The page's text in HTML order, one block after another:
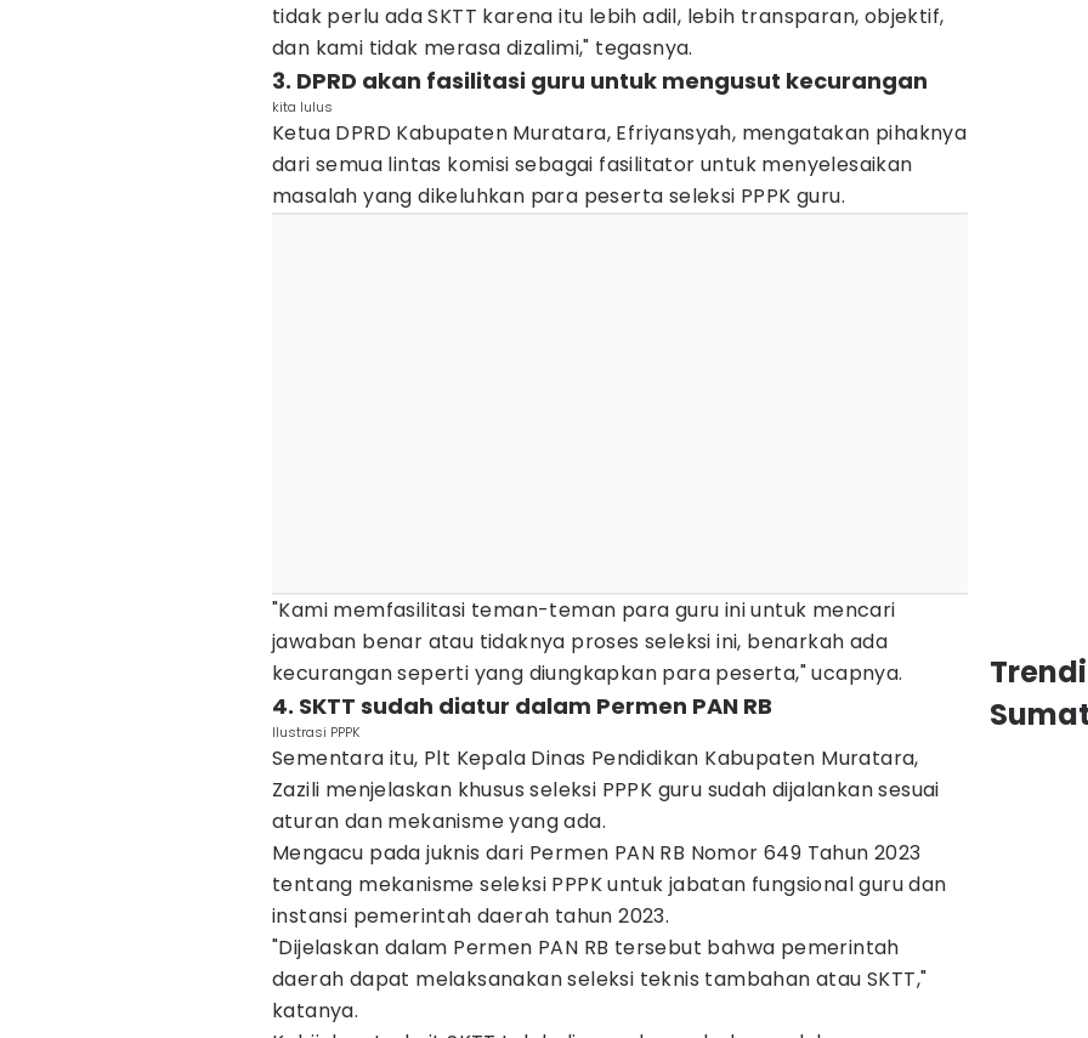
tidak perlu ada SKTT karena itu lebih adil, lebih transparan, objektif,
dan kami tidak merasa dizalimi," tegasnya.
3. DPRD akan fasilitasi guru untuk mengusut kecurangan
kita lulus
Ketua DPRD Kabupaten Muratara, Efriyansyah, mengatakan pihaknya
dari semua lintas komisi sebagai fasilitator untuk menyelesaikan
masalah yang dikeluhkan para peserta seleksi PPPK guru.
"Kami memfasilitasi teman-teman para guru ini untuk mencari
jawaban benar atau tidaknya proses seleksi ini, benarkah ada
kecurangan seperti yang diungkapkan para peserta," ucapnya.
4. SKTT sudah diatur dalam Permen PAN RB
Ilustrasi PPPK
Sementara itu, Plt Kepala Dinas Pendidikan Kabupaten Muratara,
Zazili menjelaskan khusus seleksi PPPK guru sudah dijalankan sesuai
aturan dan mekanisme yang ada.
Mengacu pada juknis dari Permen PAN RB Nomor 649 Tahun 2023
tentang mekanisme seleksi PPPK untuk jabatan fungsional guru dan
instansi pemerintah daerah tahun 2023.
"Dijelaskan dalam Permen PAN RB tersebut bahwa pemerintah
daerah dapat melaksanakan seleksi teknis tambahan atau SKTT,"
katanya.